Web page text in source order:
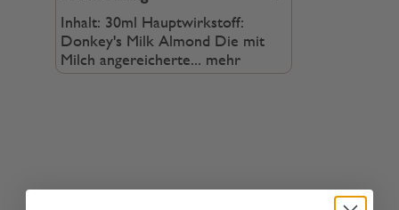
Inhalt: 30ml Hauptwirkstoff:
Donkey's Milk Almond Die mit
Milch angereicherte... mehr